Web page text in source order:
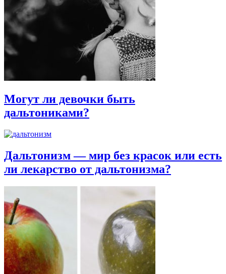
Могут ли девочки быть
дальтониками?
Дальтонизм — мир без красок или есть
ли лекарство от дальтонизма?